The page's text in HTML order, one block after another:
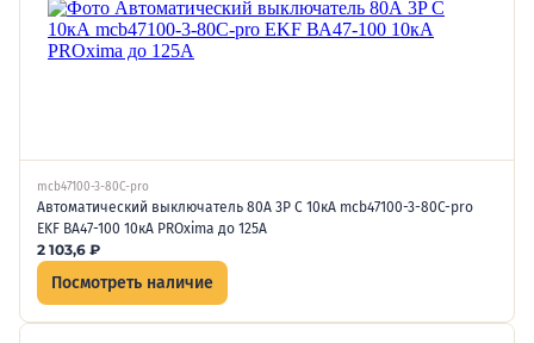
mcb47100-3-80C-pro
Автоматический выключатель 80А 3P C 10кА mcb47100-3-80C-pro
EKF ВА47-100 10кА PROxima до 125А
2 103,6 ₽
Посмотреть наличие